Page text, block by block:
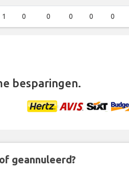
1 0 0 0 0 0
besparingen.
geannuleerd?